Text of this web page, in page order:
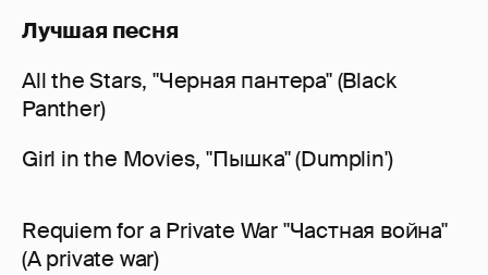
Лучшая песня
All the Stars, "Черная пантера" (Black
Panther)
Girl in the Movies, "Пышка" (Dumplin')
Requiem for a Private War "Частная война"
(A private war)